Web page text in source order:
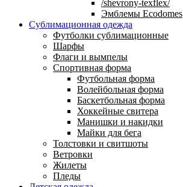
/shevrony-texflex/
Эмблемы Ecodomes
Сублимационная одежда
Футболки сублимационные
Шарфы
Флаги и вымпелы
Спортивная форма
Футбольная форма
Волейбольная форма
Баскетбольная форма
Хоккейные свитера
Манишки и накидки
Майки для бега
Толстовки и свитшоты
Ветровки
Жилеты
Пледы